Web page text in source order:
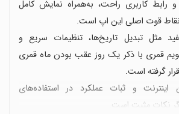
رابط کاربری راحت، به‌همراه نمایش کامل
نقاط قوت اصلی این اپ است.
مثل تبدیل تاریخ‌ها، تنظیمات سریع و
قمری با ذکر یک روز عقب بودن ماه قمری
گرفته است.
اینترنت و ثبات عملکرد در استفاده‌های
نکات مثبت است.